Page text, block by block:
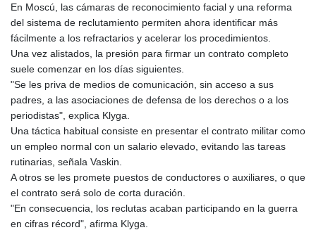
MAD 10.746522
MDL 20.051112
MGA 4920.499886
MKD 61.581589
MMK 2427.420348
MNT 4155.540854
MOP 9.317581
MUR 54.339702
MVR 17.862554
MXN 19.816182
MYR 4.732137
MZN 73.884528
En Moscú, las cámaras de reconocimiento facial y una reforma
del sistema de reclutamiento permiten ahora identificar más
fácilmente a los refractarios y acelerar los procedimientos.
Una vez alistados, la presión para firmar un contrato completo
suele comenzar en los días siguientes.
"Se les priva de medios de comunicación, sin acceso a sus
padres, a las asociaciones de defensa de los derechos o a los
periodistas", explica Klyga.
Una táctica habitual consiste en presentar el contrato militar como
un empleo normal con un salario elevado, evitando las tareas
rutinarias, señala Vaskin.
A otros se les promete puestos de conductores o auxiliares, o que
el contrato será solo de corta duración.
"En consecuencia, los reclutas acaban participando en la guerra
en cifras récord", afirma Klyga.